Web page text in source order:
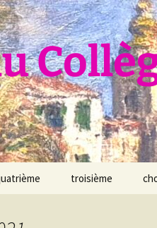
troisième